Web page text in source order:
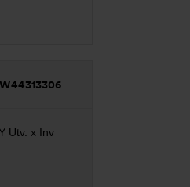
Utv. x Inv